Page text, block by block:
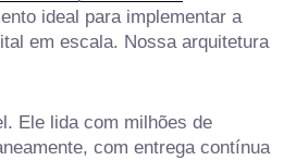
ideal para implementar a
em escala. Nossa arquitetura
Ele lida com milhões de
com entrega contínua